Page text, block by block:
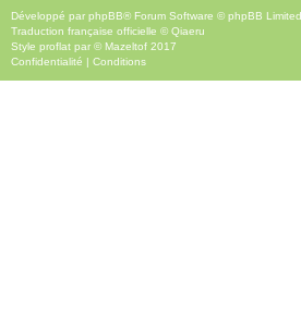
Développé par phpBB® Forum Software © phpBB Limited
Traduction française officielle ©Qiaeru
Style proflat par © Mazeltof 2017
Confidentialité
Conditions